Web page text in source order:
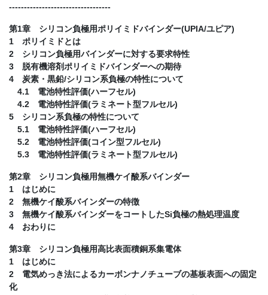
----------------------------------
第1章 シリコン負極用ポリイミドバインダー(UPIA/ユピア)
1 ポリイミドとは
2 シリコン負極用バインダーに対する要求特性
3 脱有機溶剤ポリイミドバインダーへの期待
4 炭素・黒鉛/シリコン系負極の特性について
4.1 電池特性評価(ハーフセル)
4.2 電池特性評価(ラミネート型フルセル)
5 シリコン系負極の特性について
5.1 電池特性評価(ハーフセル)
5.2 電池特性評価(コイン型フルセル)
5.3 電池特性評価(ラミネート型フルセル)
第2章 シリコン負極用無機ケイ酸系バインダー
1 はじめに
2 無機ケイ酸系バインダーの特徴
3 無機ケイ酸系バインダーをコートしたSi負極の熱処理温度
4 おわりに
第3章 シリコン負極用高比表面積銅系集電体
1 はじめに
2 電気めっき法によるカーボンナノチューブの基板表面への固定
化